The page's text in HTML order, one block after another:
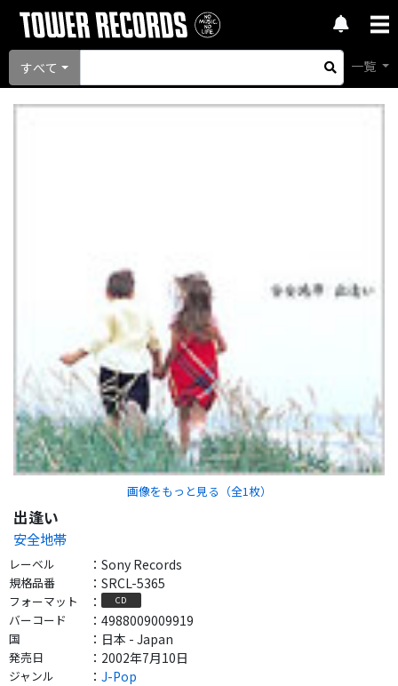
すべて 一覧
画像をもっと見る（全1 枚）
出逢い
安全地帯
レーベル ： Sony Records
規格品番 ： SRCL-5365
フォーマット ： CD
バーコード ： 4988009009919
国 ： 日本 - Japan
発売日 ： 2002年7月10日
ジャンル ： J-Pop